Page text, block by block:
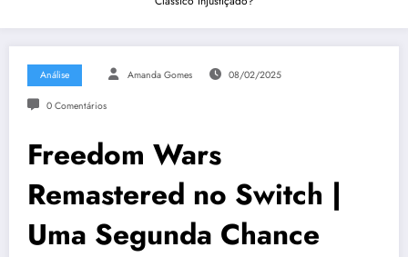
Análise Amanda Gomes 08/02/2025
0 Comentários
Freedom Wars
Remastered no Switch |
Uma Segunda Chance